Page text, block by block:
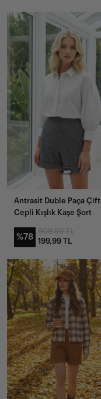
Antrasit Duble Paça Çift
Cepli Kışlık Kaşe Şort
%78
199,99 TL